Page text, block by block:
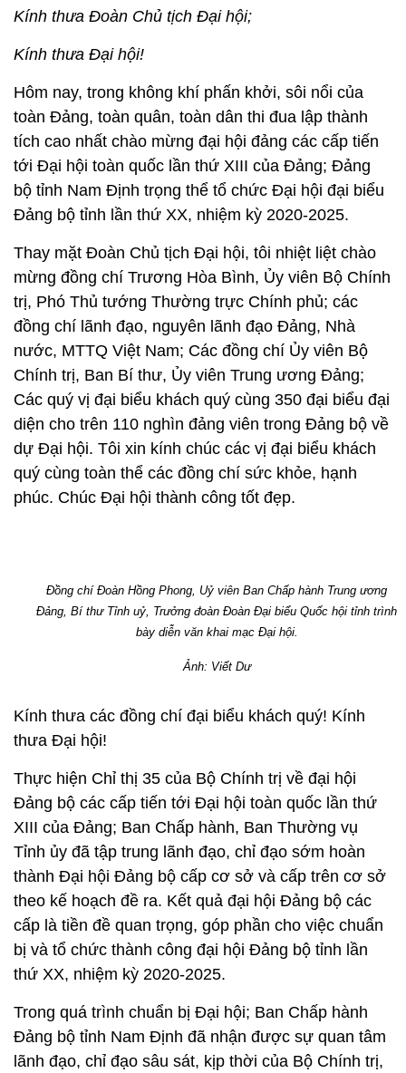
Kính thưa Đoàn Chủ tịch Đại hội;
Kính thưa Đại hội!
Hôm nay, trong không khí phấn khởi, sôi nổi của
toàn Đảng, toàn quân, toàn dân thi đua lập thành
tích cao nhất chào mừng đại hội đảng các cấp tiến
tới Đại hội toàn quốc lần thứ XIII của Đảng; Đảng
bộ tỉnh Nam Định trọng thể tổ chức Đại hội đại biểu
Đảng bộ tỉnh lần thứ XX, nhiệm kỳ 2020-2025.
Thay mặt Đoàn Chủ tịch Đại hội, tôi nhiệt liệt chào
mừng đồng chí Trương Hòa Bình, Ủy viên Bộ Chính
trị, Phó Thủ tướng Thường trực Chính phủ; các
đồng chí lãnh đạo, nguyên lãnh đạo Đảng, Nhà
nước, MTTQ Việt Nam; Các đồng chí Ủy viên Bộ
Chính trị, Ban Bí thư, Ủy viên Trung ương Đảng;
Các quý vị đại biểu khách quý cùng 350 đại biểu đại
diện cho trên 110 nghìn đảng viên trong Đảng bộ về
dự Đại hội. Tôi xin kính chúc các vị đại biểu khách
quý cùng toàn thể các đồng chí sức khỏe, hạnh
phúc. Chúc Đại hội thành công tốt đẹp.
Đồng chí Đoàn Hồng Phong, Uỷ viên Ban Chấp hành Trung ương
Đảng, Bí thư Tỉnh uỷ, Trưởng đoàn Đoàn Đại biểu Quốc hội tỉnh trình
bày diễn văn khai mạc Đại hội.
Ảnh:Viết Dư
Kính thưa các đồng chí đại biểu khách quý! Kính
thưa Đại hội!
Thực hiện Chỉ thị 35 của Bộ Chính trị về đại hội
XIII của Đảng; Ban Chấp hành, Ban Thường vụ
Tỉnh ủy đã tập trung lãnh đạo, chỉ đạo sớm hoàn
thành Đại hội Đảng bộ cấp cơ sở và cấp trên cơ sở